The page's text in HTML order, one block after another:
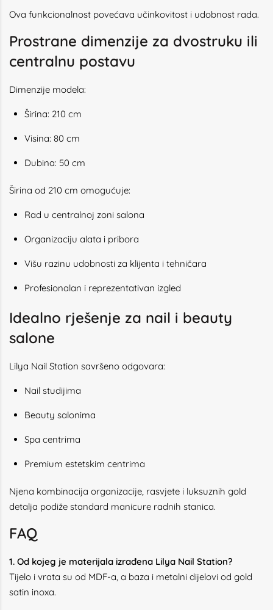
Ova funkcionalnost povećava učinkovitost i udobnost rada.
Prostrane dimenzije za dvostruku ili
centralnu postavu
Dimenzije modela:
Širina: 210 cm
Visina: 80 cm
Dubina: 50 cm
Širina od 210 cm omogućuje:
Rad u centralnoj zoni salona
Organizaciju alata i pribora
Višu razinu udobnosti za klijenta i tehničara
Profesionalan i reprezentativan izgled
Idealno rješenje za nail i beauty
salone
Lilya Nail Station savršeno odgovara:
Nail studijima
Beauty salonima
Spa centrima
Premium estetskim centrima
Njena kombinacija organizacije, rasvjete i luksuznih gold
detalja podiže standard manicure radnih stanica.
FAQ
1. Od kojeg je materijala izrađena Lilya Nail Station?
Tijelo i vrata su od MDF-a, a baza i metalni dijelovi od gold
satin inoxa.